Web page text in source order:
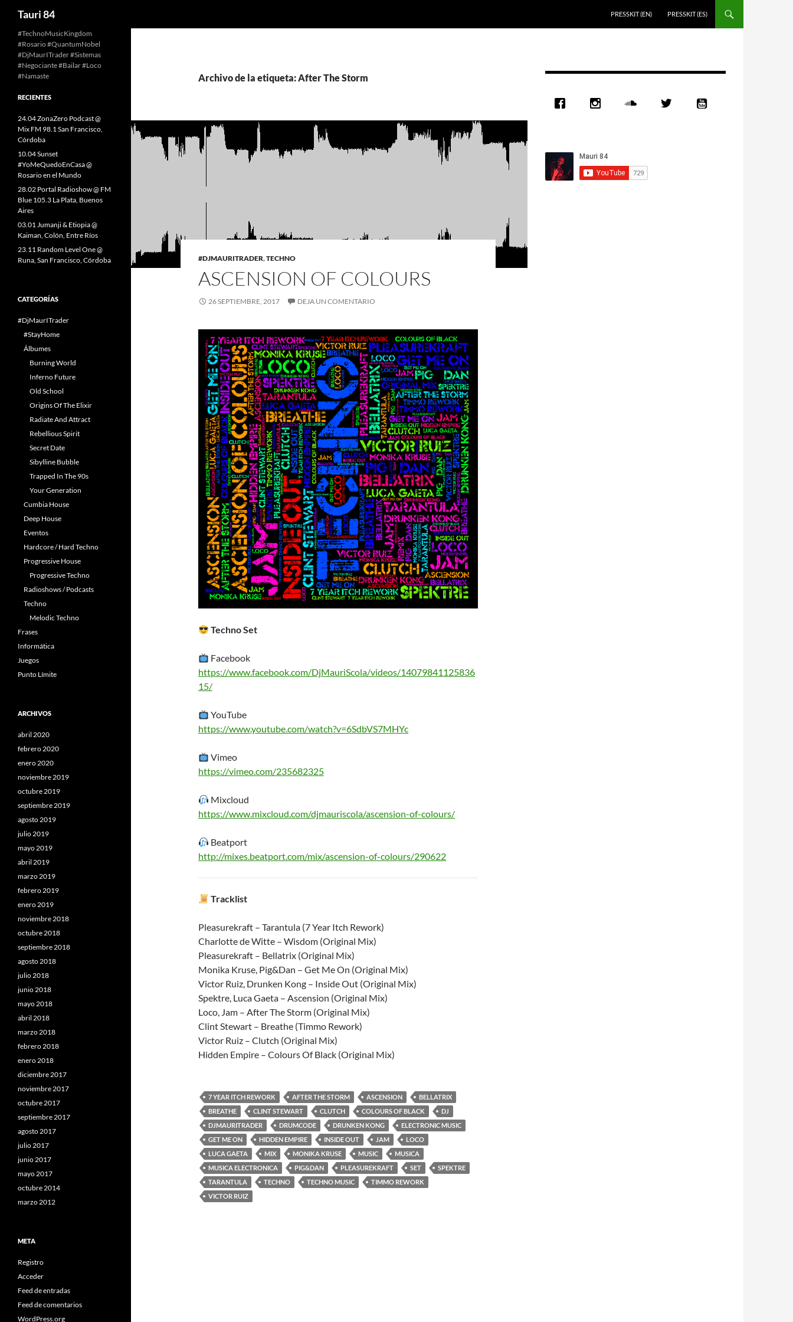
Saltar
contenido
Tauri 84 PRESSKIT (EN) PRESSKIT (ES)
Archivo de la etiqueta: After The Storm
#DJMAURITRADER,TECHNO
ASCENSION OF COLOURS
26 SEPTIEMBRE, 2017 DEJA UN COMENTARIO
Techno Set
Facebook
https://www.facebook.com/DjMauriScola/videos/14079841125836
15/
YouTube
https://www.youtube.com/watch?v=6SdbVS7MHYc
Vimeo
https://vimeo.com/235682325
Mixcloud
https://www.mixcloud.com/djmauriscola/ascension-of-colours/
Beatport
http://mixes.beatport.com/mix/ascension-of-colours/290622
Tracklist
Pleasurekraft – Tarantula (7 Year Itch Rework)
Charlotte de Witte – Wisdom (Original Mix)
Pleasurekraft – Bellatrix (Original Mix)
Monika Kruse, Pig&Dan – Get Me On (Original Mix)
Victor Ruiz, Drunken Kong – Inside Out (Original Mix)
Spektre, Luca Gaeta – Ascension (Original Mix)
Loco, Jam – After The Storm (Original Mix)
Clint Stewart – Breathe (Timmo Rework)
Victor Ruiz – Clutch (Original Mix)
Hidden Empire – Colours Of Black (Original Mix)
7 YEAR ITCH REWORK AFTER THE STORM ASCENSION
BELLATRIX
BREATHE
CLINT STEWART CLUTCH COLOURS OF BLACK
DJ
DJMAURITRADER
DRUMCODE DRUNKEN KONG
ELECTRONIC MUSIC
GET ME ON
HIDDEN EMPIRE INSIDE OUT JAM
LOCO
LUCA GAETA
MIX MONIKA KRUSE MUSIC
MUSICA
MUSICA ELECTRONICA
PIG&DAN PLEASUREKRAFT SET
SPEKTRE
TARANTULA
TECHNO TECHNO MUSIC
TIMMO REWORK
VICTOR RUIZ
#TechnoMusicKingdom
#Rosario #QuantumNobel
#DjMaurITrader #Sistemas
#Negociante #Bailar #Loco
#Namaste
RECIENTES
24.04 ZonaZero Podcast @
Mix FM 98.1 San Francisco,
Córdoba
10.04 Sunset
#YoMeQuedoEnCasa @
Rosario en el Mundo
28.02 Portal Radioshow @ FM
Blue 105.3 La Plata, Buenos
Aires
03.01 Jumanji & Etiopia @
Kaiman, Colón, Entre Ríos
23.11 Random Level One @
Runa, San Francisco, Córdoba
CATEGORÍAS
#DjMaurITrader
#StayHome
Álbumes
Burning World
Inferno Future
Old School
Origins Of The Elixir
Radiate And Attract
Rebellious Spirit
Secret Date
Sibylline Bubble
Trapped In The 90s
Your Generation
Cumbia House
Deep House
Eventos
Hardcore / Hard Techno
Progressive House
Progressive Techno
Radioshows / Podcasts
Techno
Melodic Techno
Frases
Informática
Juegos
Punto Límite
ARCHIVOS
abril 2020
febrero 2020
enero 2020
noviembre 2019
octubre 2019
septiembre 2019
agosto 2019
julio 2019
mayo 2019
abril 2019
marzo 2019
febrero 2019
enero 2019
noviembre 2018
octubre 2018
septiembre 2018
agosto 2018
julio 2018
junio 2018
mayo 2018
abril 2018
marzo 2018
febrero 2018
enero 2018
diciembre 2017
noviembre 2017
octubre 2017
septiembre 2017
agosto 2017
julio 2017
junio 2017
mayo 2017
octubre 2014
marzo 2012
META
Registro
Acceder
Feed de entradas
Feed de comentarios
WordPress.org